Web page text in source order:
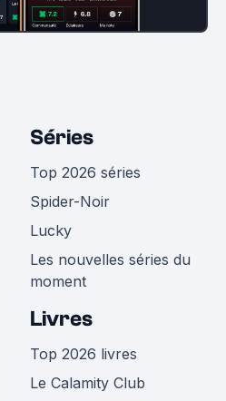
Séries
Top 2026 séries
Spider-Noir
Lucky
Les nouvelles séries du
moment
Livres
Top 2026 livres
Le Calamity Club